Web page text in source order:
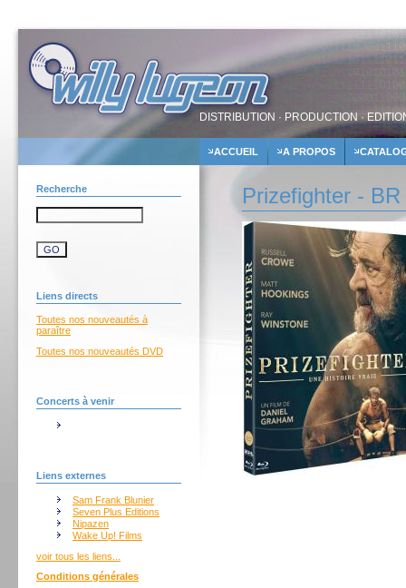
DISTRIBUTION · PRODUCTION ·
ACCUEIL A PROPOS
Recherche
Liens directs
Toutes nos nouveautés à
paraître
Toutes nos nouveautés DVD
Concerts à venir
Liens externes
Sam Frank Blunier
Seven Plus Editions
Nipazen
Wake Up! Films
voir tous les liens...
Conditions générales
Prizefighter - BR